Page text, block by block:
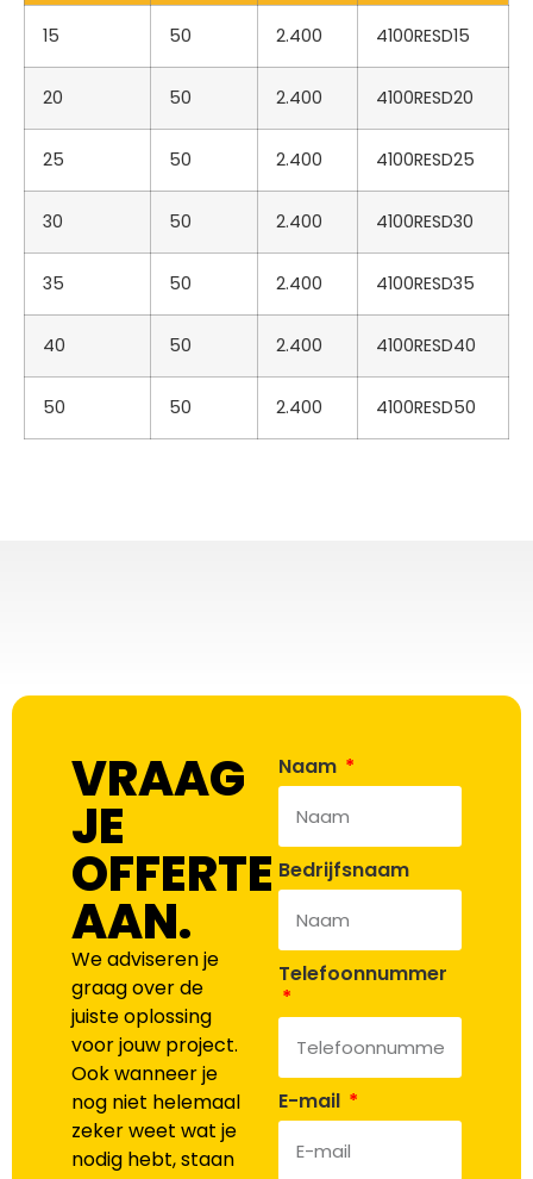
15 50 2.400 4100RESD15
20 50 2.400 4100RESD20
25 50 2.400 4100RESD25
30 50 2.400 4100RESD30
35 50 2.400 4100RESD35
40 50 2.400 4100RESD40
50 50 2.400 4100RESD50
VRAAG
JE
OFFERTE
AAN.
We adviseren je
graag over de
juiste oplossing
voor jouw project.
Ook wanneer je
nog niet helemaal
zeker weet wat je
nodig hebt, staan
Naam
Bedrijfsnaam
Telefoonnummer
E-mail